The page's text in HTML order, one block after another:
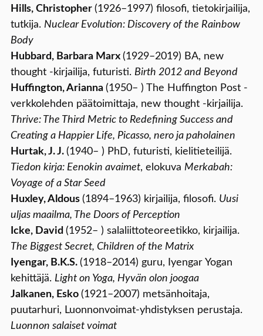
Hills, Christopher (1926–1997) filosofi, tietokirjailija,
tutkija. Nuclear Evolution: Discovery of the Rainbow
Body
Hubbard, Barbara Marx (1929–2019) BA, new
thought -kirjailija, futuristi. Birth 2012 and Beyond
Huffington, Arianna (1950– ) The Huffington Post -
verkkolehden päätoimittaja, new thought -kirjailija.
Thrive: The Third Metric to Redefining Success and
Creating a Happier Life, Picasso, nero ja paholainen
Hurtak, J. J. (1940– ) PhD, futuristi, kielitieteilijä.
Tiedon kirja: Eenokin avaimet, elokuva Merkabah:
Voyage of a Star Seed
Huxley, Aldous (1894–1963) kirjailija, filosofi. Uusi
uljas maailma, The Doors of Perception
Icke, David (1952– ) salaliittoteoreetikko, kirjailija.
The Biggest Secret, Children of the Matrix
Iyengar, B.K.S. (1918–2014) guru, Iyengar Yogan
kehittäjä. Light on Yoga, Hyvän olon joogaa
Jalkanen, Esko (1921–2007) metsänhoitaja,
puutarhuri, Luonnonvoimat-yhdistyksen perustaja.
Luonnon salaiset voimat